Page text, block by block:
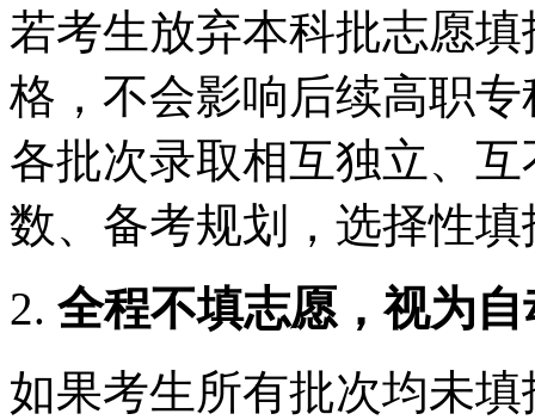
若考生放弃本科批志愿
格，不会影响后续高职
各批次录取相互独立、
数、备考规划，选择性
2. 全程不填志愿，视为
如果考生所有批次均未